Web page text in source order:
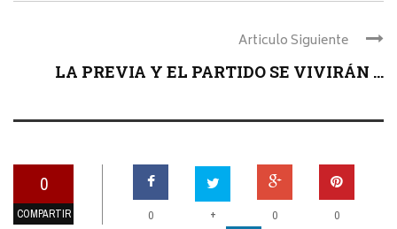
Articulo Siguiente
LA PREVIA Y EL PARTIDO SE VIVIRÁN ...
0
COMPARTIR 0 + 0 0